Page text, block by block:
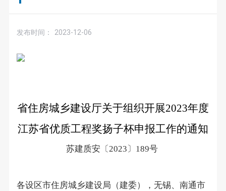
发布时间： 2023-12-06
省住房城乡建设厅关于组织开展2023年度
江苏省优质工程奖扬子杯申报工作的通知
苏建质安〔2023〕 189号
各设区市住房城乡建设局（建委），无锡、南通市